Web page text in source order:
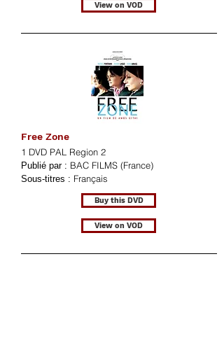
View on VOD
Free Zone
1 DVD PAL Region 2
Publié par : BAC FILMS (France)
Sous-titres : Français
Buy this DVD
View on VOD